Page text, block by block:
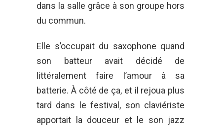
dans la salle grâce à son groupe hors
du commun.
Elle s’occupait du saxophone quand
son batteur avait décidé de
littéralement faire l’amour à sa
batterie. À côté de ça, et il rejoua plus
tard dans le festival, son claviériste
apportait la douceur et le son jazz